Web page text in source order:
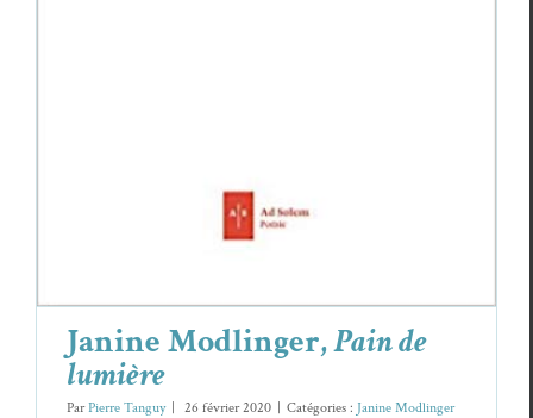
Janine Modlinger,Pain de
lumière
ParPierre Tanguy 26 février 2020 Catégories : Janine Modlinger